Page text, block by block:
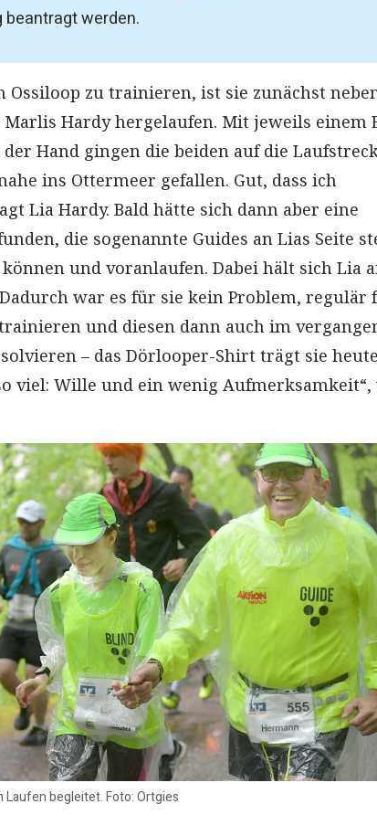
werden.
Ossiloop zu trainieren, ist sie zunächst
Hardy hergelaufen. Mit jeweils einem
Hand gingen die beiden auf die
ins Ottermeer gefallen. Gut, dass ich
Lia Hardy. Bald hätte sich dann aber eine
die sogenannte Guides an Lias Seite
und voranlaufen. Dabei hält sich Lia
war es für sie kein Problem, regulär
und diesen dann auch im
– das Dörlooper-Shirt trägt sie
viel: Wille und ein wenig Aufmerksamkeit“,
Laufen begleitet. Foto: Ortgies